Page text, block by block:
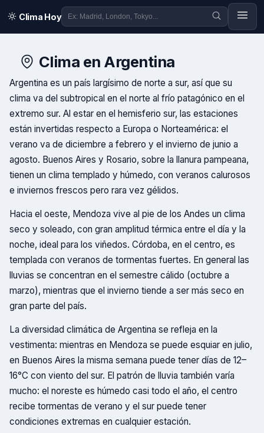
Clima Hoy
Clima en Argentina
Argentina es un país largísimo de norte a sur, así que su
clima va del subtropical en el norte al frío patagónico en el
extremo sur. Al estar en el hemisferio sur, las estaciones
están invertidas respecto a Europa o Norteamérica: el
verano va de diciembre a febrero y el invierno de junio a
agosto. Buenos Aires y Rosario, sobre la llanura pampeana,
tienen un clima templado y húmedo, con veranos calurosos
e inviernos frescos pero rara vez gélidos.
Hacia el oeste, Mendoza vive al pie de los Andes un clima
seco y soleado, con gran amplitud térmica entre el día y la
noche, ideal para los viñedos. Córdoba, en el centro, es
templada con veranos de tormentas fuertes. En general las
lluvias se concentran en el semestre cálido (octubre a
marzo), mientras que el invierno tiende a ser más seco en
gran parte del país.
La diversidad climática de Argentina se refleja en la
vestimenta: mientras en Mendoza se puede esquiar en julio,
en Buenos Aires la misma semana puede tener días de 12–
16°C con viento del sur. El patrón de lluvia también varía
mucho: el noreste es húmedo casi todo el año, el centro
recibe tormentas de verano y el sur puede tener
condiciones extremas en cualquier estación.